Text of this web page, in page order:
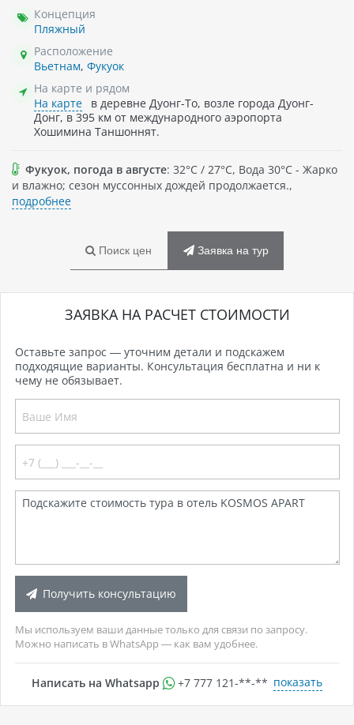
Концепция
Пляжный
Расположение
Вьетнам, Фукуок
На карте и рядом
На карте
в деревне Дуонг-То, возле города Дуонг-
Донг, в 395 км от международного аэропорта
Хошимина Таншоннят.
Фукуок, погода в августе: 32°C / 27°C, Вода 30°C - Жарко
и влажно; сезон муссонных дождей продолжается.,
подробнее
Поиск цен Заявка на тур
ЗАЯВКА НА РАСЧЕТ СТОИМОСТИ
Оставьте запрос — уточним детали и подскажем
подходящие варианты. Консультация бесплатна и ни к
чему не обязывает.
Получить консультацию
Мы используем ваши данные только для связи по запросу.
Можно написать в WhatsApp — как вам удобнее.
Написать на Whatsapp +7 777 121-**-** показать